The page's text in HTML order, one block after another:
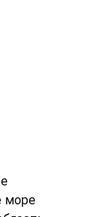
море